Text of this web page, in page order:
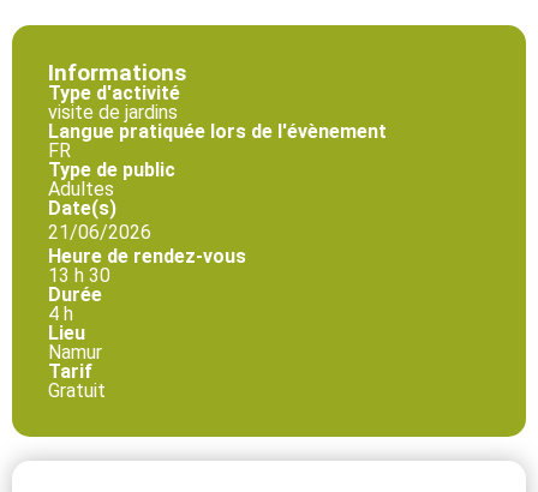
Informations
Type d'activité
visite de jardins
Langue pratiquée lors de l'évènement
FR
Type de public
Adultes
Date(s)
21/06/2026
Heure de rendez-vous
13 h 30
Durée
4 h
Lieu
Namur
Tarif
Gratuit